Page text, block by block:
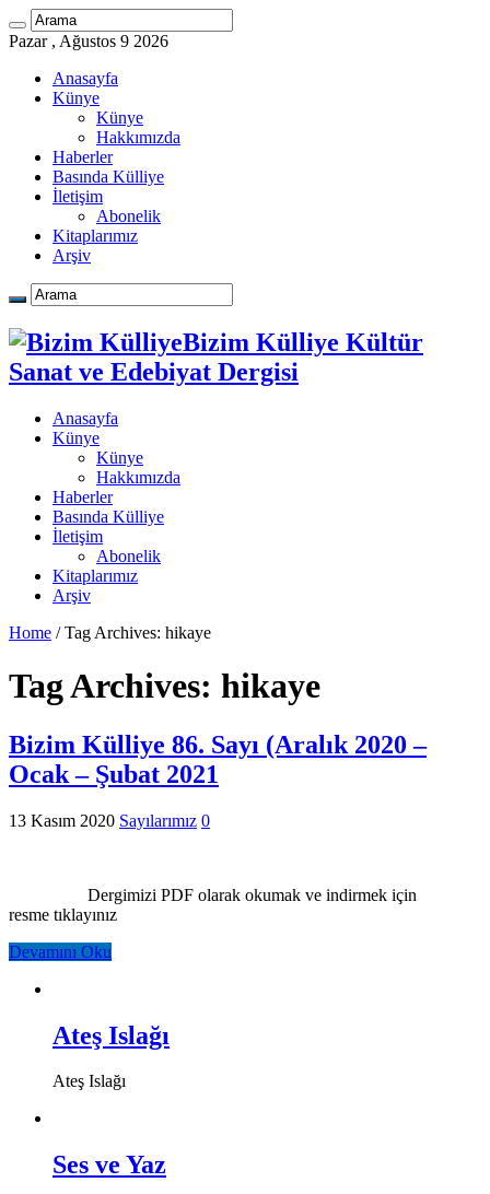
Pazar , Ağustos 9 2026
Anasayfa
Künye
Künye
Hakkımızda
Haberler
Basında Külliye
İletişim
Abonelik
Kitaplarımız
Arşiv
Bizim Külliye Kültür
Sanat ve Edebiyat Dergisi
Anasayfa
Künye
Künye
Hakkımızda
Haberler
Basında Külliye
İletişim
Abonelik
Kitaplarımız
Arşiv
Home / Tag Archives: hikaye
Tag Archives: hikaye
Bizim Külliye 86. Sayı (Aralık 2020 –
Ocak – Şubat 2021
13 Kasım 2020 Sayılarımız 0
Dergimizi PDF olarak okumak ve indirmek için
resme tıklayınız
Devamını Oku
Ateş Islağı
Ateş Islağı
Ses ve Yaz